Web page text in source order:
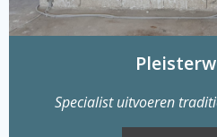
Specialist uitvoeren